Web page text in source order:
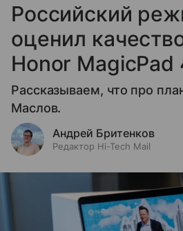
Российский
оценил
Honor MagicPad
Рассказываем, что про
Маслов.
Андрей Бритенков
Редактор Hi-Tech Mail